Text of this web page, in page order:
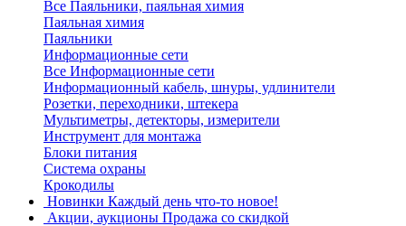
Все Паяльники, паяльная химия
Паяльная химия
Паяльники
Информационные сети
Все Информационные сети
Информационный кабель, шнуры, удлинители
Розетки, переходники, штекера
Мультиметры, детекторы, измерители
Инструмент для монтажа
Блоки питания
Система охраны
Крокодилы
Новинки Каждый день что-то новое!
Акции, аукционы Продажа со скидкой